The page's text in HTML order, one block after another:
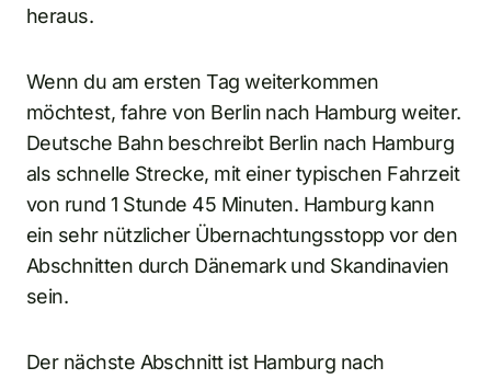
heraus.
Wenn du am ersten Tag weiterkommen
möchtest, fahre von Berlin nach Hamburg weiter.
Deutsche Bahn beschreibt Berlin nach Hamburg
als schnelle Strecke, mit einer typischen Fahrzeit
von rund 1 Stunde 45 Minuten. Hamburg kann
ein sehr nützlicher Übernachtungsstopp vor den
Abschnitten durch Dänemark und Skandinavien
sein.
Der nächste Abschnitt ist Hamburg nach